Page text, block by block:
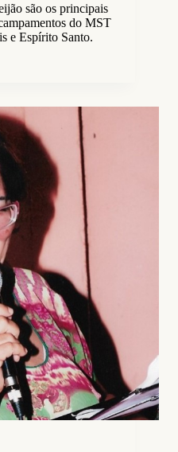
são os principais
do MST
e Espírito Santo.